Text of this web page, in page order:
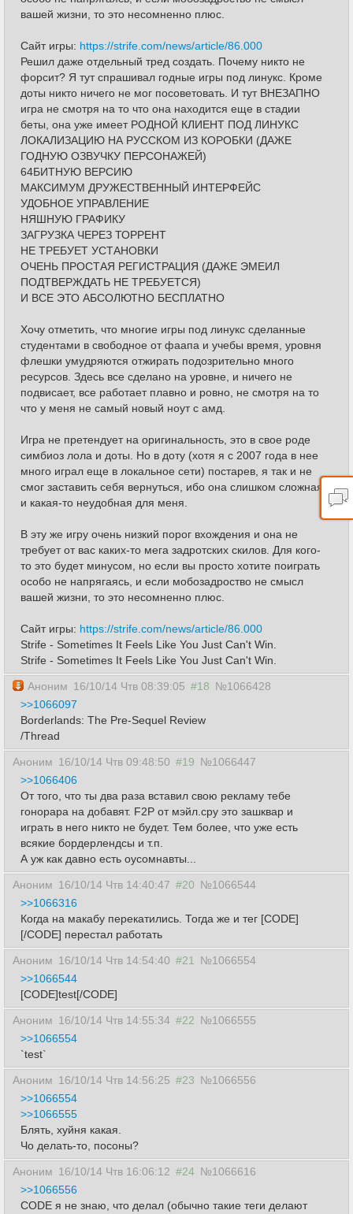
вашей жизни, то это несомненно плюс.
Сайт игры: https://strife.com/news/article/86.000
Решил даже отдельный тред создать. Почему никто не
форсит? Я тут спрашивал годные игры под линукс. Кроме
доты никто ничего не мог посоветовать. И тут ВНЕЗАПНО
игра не смотря на то что она находится еще в стадии
беты, она уже имеет РОДНОЙ КЛИЕНТ ПОД ЛИНУКС
ЛОКАЛИЗАЦИЮ НА РУССКОМ ИЗ КОРОБКИ (ДАЖЕ
ГОДНУЮ ОЗВУЧКУ ПЕРСОНАЖЕЙ)
64БИТНУЮ ВЕРСИЮ
МАКСИМУМ ДРУЖЕСТВЕННЫЙ ИНТЕРФЕЙС
УДОБНОЕ УПРАВЛЕНИЕ
НЯШНУЮ ГРАФИКУ
ЗАГРУЗКА ЧЕРЕЗ ТОРРЕНТ
НЕ ТРЕБУЕТ УСТАНОВКИ
ОЧЕНЬ ПРОСТАЯ РЕГИСТРАЦИЯ (ДАЖЕ ЭМЕИЛ
ПОДТВЕРЖДАТЬ НЕ ТРЕБУЕТСЯ)
И ВСЕ ЭТО АБСОЛЮТНО БЕСПЛАТНО
Хочу отметить, что многие игры под линукс сделанные
студентами в свободное от фаапа и учебы время, уровня
флешки умудряются отжирать подозрительно много
ресурсов. Здесь все сделано на уровне, и ничего не
подвисает, все работает плавно и ровно, не смотря на то
что у меня не самый новый ноут с амд.
Игра не претендует на оригинальность, это в свое роде
симбиоз лола и доты. Но в доту (хотя я с 2007 года в нее
много играл еще в локальное сети) постарев, я так и не
смог заставить себя вернуться, ибо она слишком сложная
и какая-то неудобная для меня.
В эту же игру очень низкий порог вхождения и она не
требует от вас каких-то мега задротских скилов. Для кого-
то это будет минусом, но если вы просто хотите поиграть
особо не напрягаясь, и если мобозадроство не смысл
вашей жизни, то это несомненно плюс.
Сайт игры: https://strife.com/news/article/86.000
Strife - Sometimes It Feels Like You Just Can't Win.
Strife - Sometimes It Feels Like You Just Can't Win.
Аноним 16/10/14 Чтв 08:39:05 #18 №1066428
>>1066097
Borderlands: The Pre-Sequel Review
/Thread
Аноним 16/10/14 Чтв 09:48:50 #19 №1066447
>>1066406
От того, что ты два раза вставил свою рекламу тебе
гонорара на добавят. F2P от мэйл.сру это зашквар и
играть в него никто не будет. Тем более, что уже есть
всякие бордерлендсы и т.п.
А уж как давно есть оусомнавты...
Аноним 16/10/14 Чтв 14:40:47 #20 №1066544
>>1066316
Когда на макабу перекатились. Тогда же и тег [CODE]
[/CODE] перестал работать
Аноним 16/10/14 Чтв 14:54:40 #21
№1066554
>>1066544
[CODE]test[/CODE]
Аноним 16/10/14 Чтв 14:55:34 #22 №1066555
>>1066554
`test`
Аноним 16/10/14 Чтв 14:56:25 #23 №1066556
>>1066554
>>1066555
Блять, хуйня какая.
Чо делать-то, посоны?
Аноним 16/10/14 Чтв 16:06:12 #24 №1066616
>>1066556
CODE я не знаю, что делал (обычно такие теги делают